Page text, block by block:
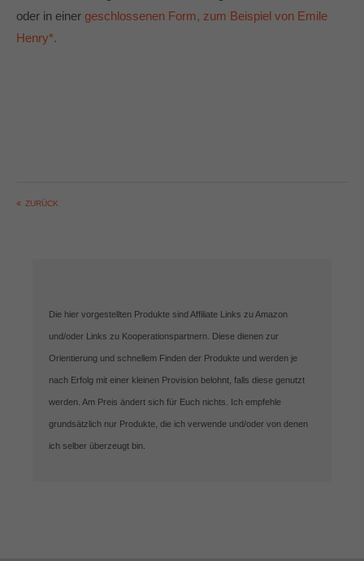
oder in einergeschlossenen Form, zum Beispiel von Emile
Henry*.
ZURÜCK
Die hier vorgestellten Produkte sind Affiliate Links zu Amazon
und/oder Links zu Kooperationspartnern. Diese dienen zur
Orientierung und schnellem Finden der Produkte und werden je
nach Erfolg mit einer kleinen Provision belohnt, falls diese genutzt
werden. Am Preis ändert sich für Euch nichts. Ich empfehle
grundsätzlich nur Produkte, die ich verwende und/oder von denen
ich selber überzeugt bin.